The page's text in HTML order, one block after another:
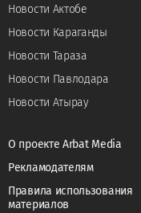
Новости Актобе
Новости Караганды
Новости Тараза
Новости Павлодара
Новости Атырау
О проекте Arbat Media
Рекламодателям
Правила использования
материалов